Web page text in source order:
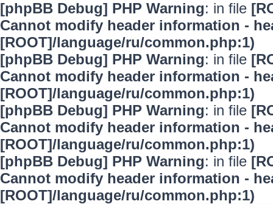
[phpBB Debug] PHP Warning: in file
Cannot modify header information -
[ROOT]/language/ru/common.php:1)
[phpBB Debug] PHP Warning: in file
Cannot modify header information -
[ROOT]/language/ru/common.php:1)
[phpBB Debug] PHP Warning: in file
Cannot modify header information -
[ROOT]/language/ru/common.php:1)
[phpBB Debug] PHP Warning: in file
Cannot modify header information -
[ROOT]/language/ru/common.php:1)